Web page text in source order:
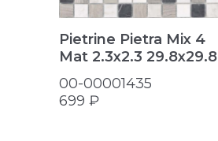
Pietrine Pietra Mix 4
Mat 2.3х2.3 29.8x29.8
00-00001435
699 ₽